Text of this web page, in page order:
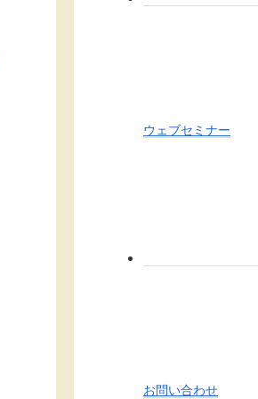
ウェブセミナー
お問い合わせ